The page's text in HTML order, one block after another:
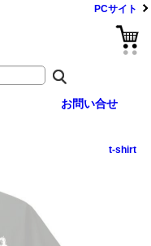
PCサイト
お問い合せ
t-shirt